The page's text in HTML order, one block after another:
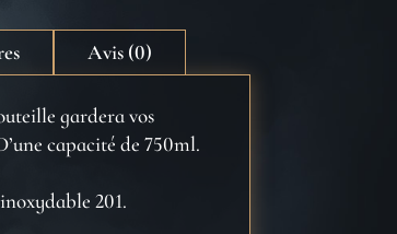
Avis (0)
gardera vos
capacité de 750ml.
201.